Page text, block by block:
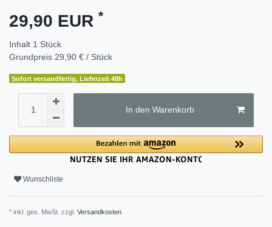
29,90 EUR *
Inhalt 1 Stück
Grundpreis 29,90 € / Stück
Sofort versandfertig, Lieferzeit 48h
In den Warenkorb
Wunschliste
* inkl. ges. MwSt. zzgl. Versandkosten